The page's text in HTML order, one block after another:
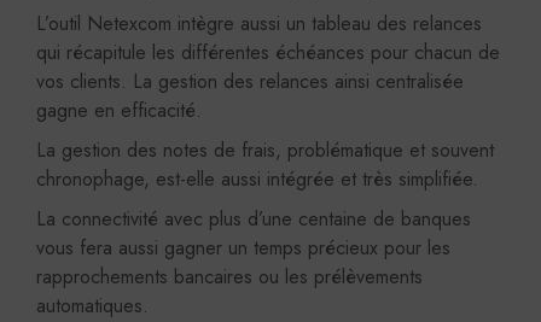
L’outil Netexcom intègre aussi un tableau des relances
qui récapitule les différentes échéances pour chacun de
vos clients. La gestion des relances ainsi centralisée
gagne en efficacité.
La gestion des notes de frais, problématique et souvent
chronophage, est-elle aussi intégrée et très simplifiée.
La connectivité avec plus d’une centaine de banques
vous fera aussi gagner un temps précieux pour les
rapprochements bancaires ou les prélèvements
automatiques.